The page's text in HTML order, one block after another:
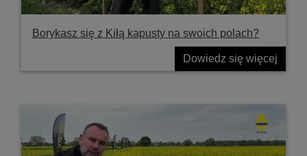
Borykasz się z Kiłą kapusty na swoich polach?
Dowiedz się więcej